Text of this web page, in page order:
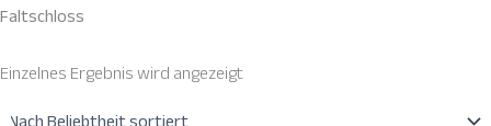
Faltschloss
Einzelnes Ergebnis wird angezeigt